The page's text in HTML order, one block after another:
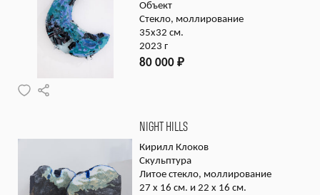
Объект
Стекло, моллирование
35х32 см.
2023 г
80 000 ₽
NIGHT HILLS
Кирилл Клоков
Скульптура
Литое стекло, моллирование
27 x 16 см. и 22 x 16 см.